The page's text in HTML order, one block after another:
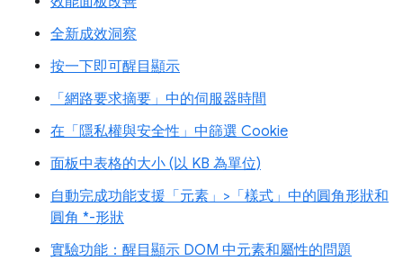
全新成效洞察
按一下即可醒目顯示
「網路要求摘要」中的伺服器時間
在「隱私權與安全性」中篩選 Cookie
面板中表格的大小 (以 KB 為單位)
自動完成功能支援「元素」>「樣式」中的圓角形狀和
圓角 *-形狀
實驗功能：醒目顯示 DOM 中元素和屬性的問題